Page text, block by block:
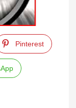
Pinterest